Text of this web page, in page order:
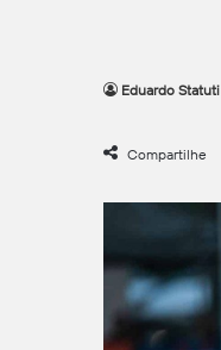
Eduardo Statuti
Compartilhe